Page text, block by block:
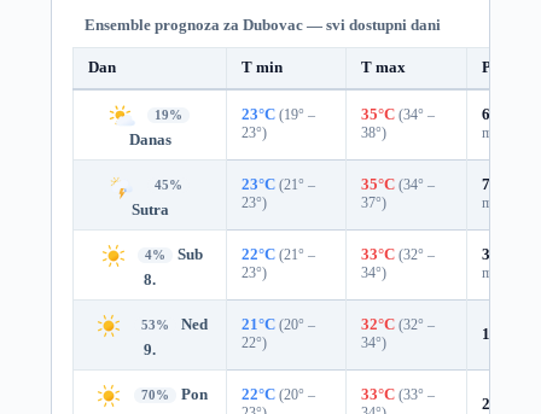
Ensemble prognoza za Dubovac — svi dostupni dani
Dan T min T max
19%
Danas
23°C (19° –
23°)
35°C (34° –
38°)
65%
mm)
45%
Sutra
23°C (21° –
23°)
35°C (34° –
37°)
77%
mm)
4%
Sub
8.
22°C (21° –
23°)
33°C (32° –
34°)
34%
mm)
53%
Ned
9.
21°C (20° –
22°)
32°C (32° –
34°)
16%
70%
Pon
22°C (20° –
33°C (33° –
2%